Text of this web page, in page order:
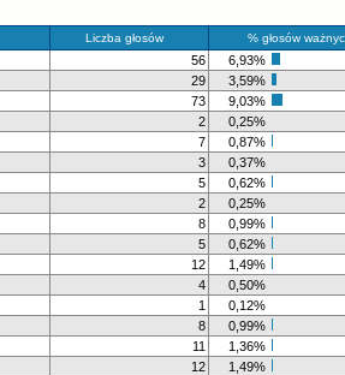
Liczba głosów % głosów
56
6,93%
29
3,59%
73
9,03%
2
0,25%
7
0,87%
3
0,37%
5
0,62%
2
0,25%
8
0,99%
5
0,62%
12
1,49%
4
0,50%
1
0,12%
8
0,99%
11
1,36%
12 1,49%